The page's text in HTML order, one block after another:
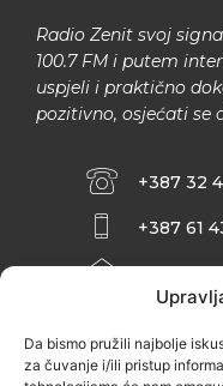
Da bismo pružili najbolje
za čuvanje i/ili pristup
Radio Zenit svoj
100.7 FM i putem
uspjeli i praktično
pozitivno, osjećati se
+387 32
+387 61